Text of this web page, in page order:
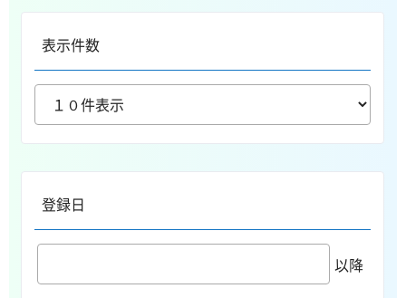
表示件数
登録日
以降